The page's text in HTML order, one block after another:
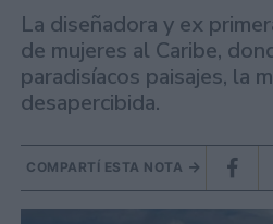
La diseñadora y ex
de mujeres al Caribe,
paradisíacos paisajes, la
desapercibida.
COMPARTÍ ESTA NOTA